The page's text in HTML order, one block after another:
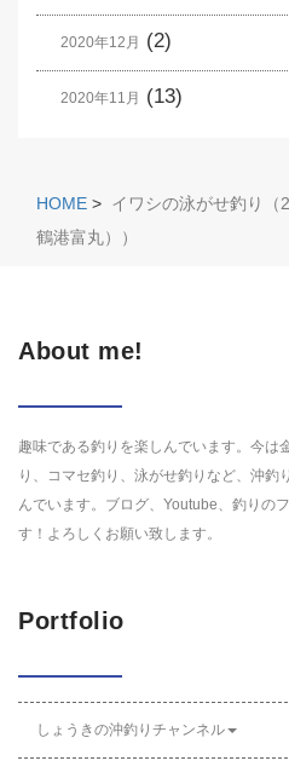
2020年12月 (2)
2020年11月 (13)
HOME > イワシの泳がせ釣り（
鶴港富丸））
About me!
趣味である釣りを楽しんでいます。今は
り、コマセ釣り、泳がせ釣りなど、沖釣
んでいます。ブログ、Youtube、釣りの
す！よろしくお願い致します。
Portfolio
しょうきの沖釣りチャンネル